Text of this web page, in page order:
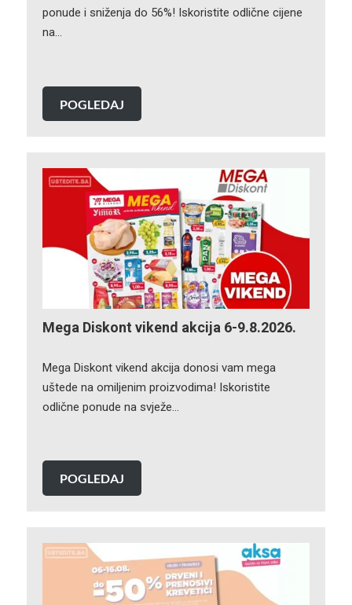
ponude i sniženja do 56%! Iskoristite odlične cijene
na…
POGLEDAJ
Mega Diskont vikend akcija 6-9.8.2026.
Mega Diskont vikend akcija donosi vam mega
uštede na omiljenim proizvodima! Iskoristite
odlične ponude na svježe…
POGLEDAJ